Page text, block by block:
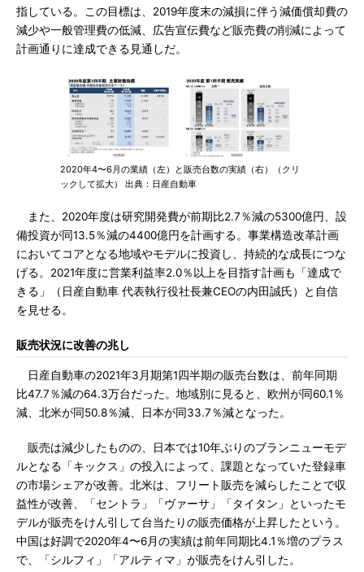
指している。この目標は、2019年度末の減損に伴う減価償却費の
減少や一般管理費の低減、広告宣伝費など販売費の削減によって
計画通りに達成できる見通しだ。
2020年4〜6月の業績（左）と販売台数の実績（右）（クリ
ックして拡大） 出典：日産自動車
また、2020年度は研究開発費が前期比2.7％減の5300億円、設
備投資が同13.5％減の4400億円を計画する。事業構造改革計画
においてコアとなる地域やモデルに投資し、持続的な成長につな
げる。2021年度に営業利益率2.0％以上を目指す計画も「達成で
きる」（日産自動車 代表執行役社長兼CEOの内田誠氏）と自信
を見せる。
販売状況に改善の兆し
日産自動車の2021年3月期第1四半期の販売台数は、前年同期
比47.7％減の64.3万台だった。地域別に見ると、欧州が同60.1％
減、北米が同50.8％減、日本が同33.7％減となった。
販売は減少したものの、日本では10年ぶりのブランニューモデ
ルとなる「キックス」の投入によって、課題となっていた登録車
の市場シェアが改善。北米は、フリート販売を減らしたことで収
益性が改善、「セントラ」「ヴァーサ」「タイタン」といったモ
デルが販売をけん引して台当たりの販売価格が上昇したという。
中国は好調で2020年4〜6月の実績は前年同期比4.1％増のプラス
で、「シルフィ」「アルティマ」が販売をけん引した。